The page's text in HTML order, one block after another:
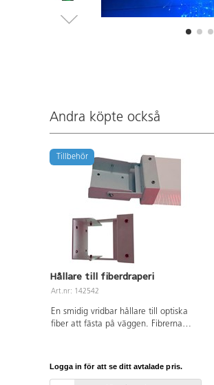
Andra köpte också
Tillbehör
Hållare till fiberdraperi
Art.nr: 142542
En smidig vridbar hållare till optiska
fiber att fästa på väggen. Fibrerna
Logga in för att se ditt avtalade pris.